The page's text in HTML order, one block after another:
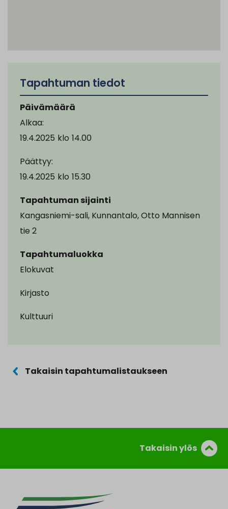
Tapahtuman tiedot
Päivämäärä
Alkaa:
19.4.2025 klo 14.00
Päättyy:
19.4.2025 klo 15.30
Tapahtuman sijainti
Kangasniemi-sali, Kunnantalo, Otto Mannisen
tie 2
Tapahtumaluokka
Elokuvat
Kirjasto
Kulttuuri
Takaisin tapahtumalistaukseen
Takaisin ylös